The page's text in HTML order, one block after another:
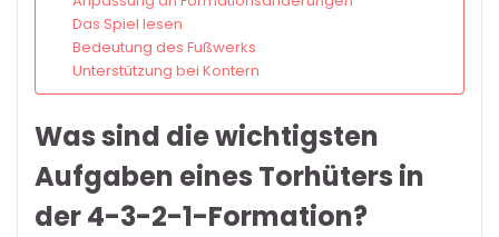
Das Spiel lesen
Bedeutung des Fußwerks
Unterstützung bei Kontern
Was sind die wichtigsten
Aufgaben eines Torhüters in
der 4-3-2-1-Formation?